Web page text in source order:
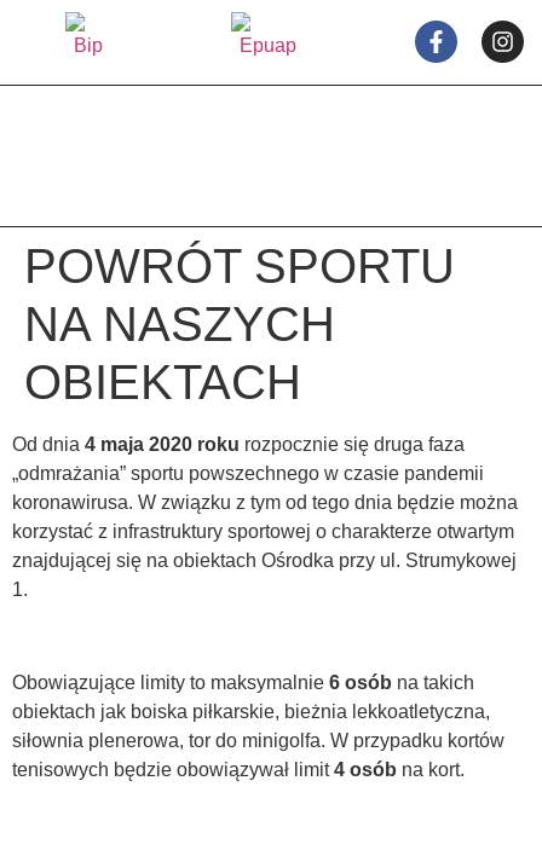
POWRÓT SPORTU
NA NASZYCH
OBIEKTACH
Od dnia 4 maja 2020 roku rozpocznie się druga faza
„odmrażania” sportu powszechnego w czasie pandemii
koronawirusa. W związku z tym od tego dnia będzie można
korzystać z infrastruktury sportowej o charakterze otwartym
znajdującej się na obiektach Ośrodka przy ul. Strumykowej
1.
Obowiązujące limity to maksymalnie 6 osób na takich
obiektach jak boiska piłkarskie, bieżnia lekkoatletyczna,
siłownia plenerowa, tor do minigolfa. W przypadku kortów
tenisowych będzie obowiązywał limit4 osób na kort.